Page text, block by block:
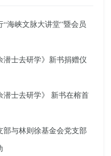
海峡文脉大讲堂”暨会员
士去研学》新书捐赠仪
士去研学》 新书在榕首
与林则徐基金会党支部